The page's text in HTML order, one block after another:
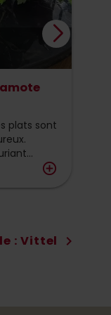
plats sont
add_circle_outline
: Vittel chevron_right